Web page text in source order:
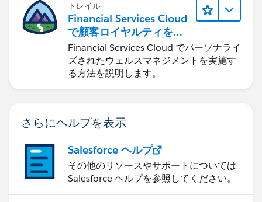
トレイル
Financial Services Cloud
で顧客ロイヤルティを促
進
Financial Services Cloud でパーソナライ
ズされたウェルスマネジメントを実施す
る方法を説明します。
さらにヘルプを表示
Salesforce ヘルプ
その他のリソースやサポートについては
Salesforce ヘルプを参照してください。